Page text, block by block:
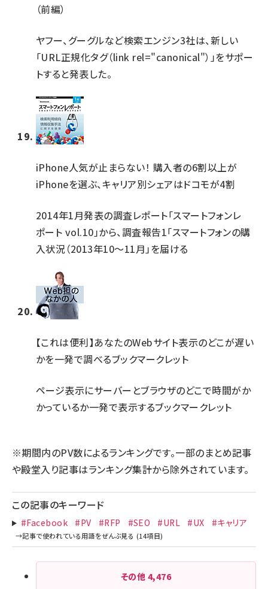
（前編）
ヤフー、グーグルなど検索エンジン3社は、新しい
「URL正規化タグ（link rel="canonical"）」をサポー
トすると発表した。
iPhone人気が止まらない！ 購入者の6割以上が
iPhoneを選ぶ、キャリア別シェアはドコモが4割
2014年1月発表の調査レポート「スマートフォンレ
ポート vol.10」から、調査報告1「スマートフォンの購
入状況（2013年10～11月」を届ける
【これは便利】あなたのWebサイト表示のどこが遅い
かを一発で調べるブックマークレット
ページ表示にサーバーとブラウザのどこで時間がか
かっているか一発で表示するブックマークレット
※期間内のPV数によるランキングです。一部のまとめ記事
や殿堂入り記事はランキング集計から除外されています。
この記事のキーワード
#Facebook #PV #RFP #SEO #URL #UX #キャリア
その他 4,476